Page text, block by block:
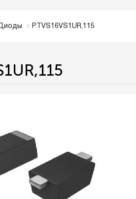
PTVS16VS1UR,115